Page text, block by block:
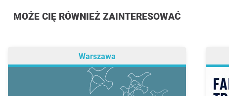
MOŻE CIĘ RÓWNIEŻ ZAINTERESOWAĆ
Warszawa